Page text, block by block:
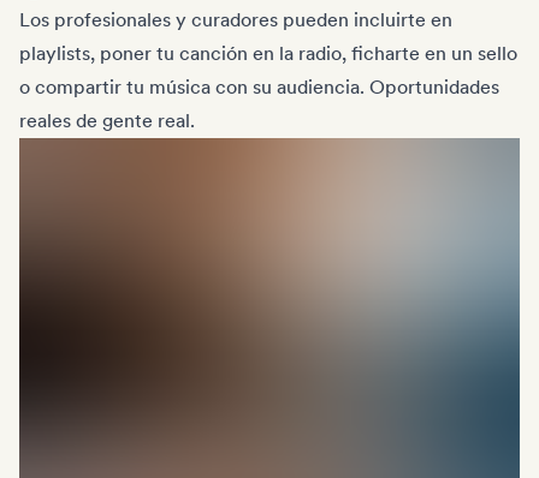
Los profesionales y curadores pueden incluirte en
playlists, poner tu canción en la radio, ficharte en un sello
o compartir tu música con su audiencia. Oportunidades
reales de gente real.